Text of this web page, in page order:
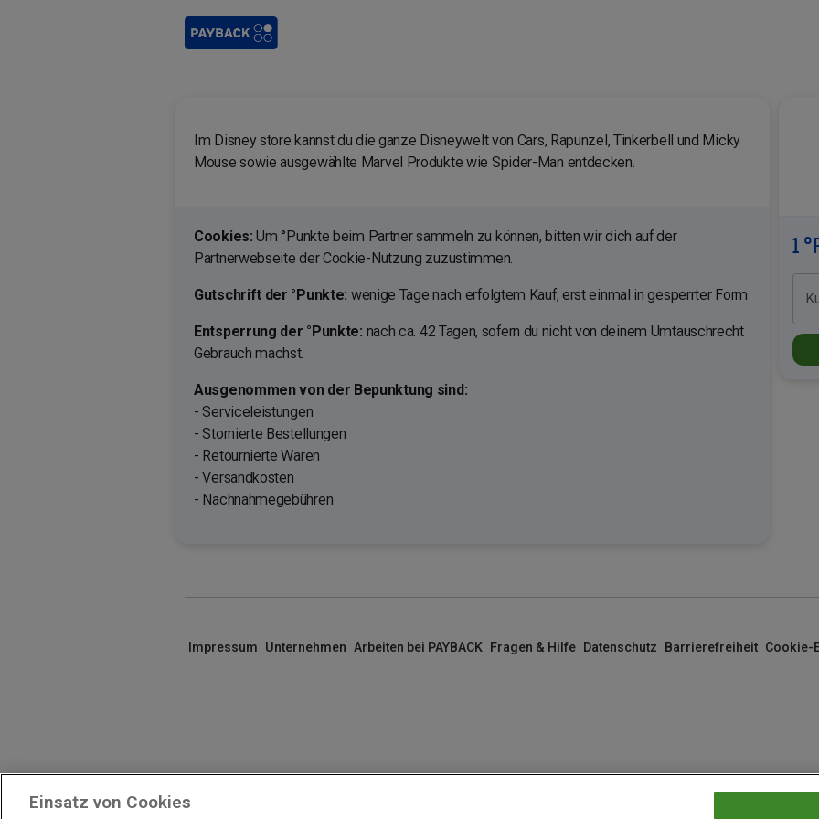
Im Disney store kannst du die ganze Disneywelt von Cars, Rapunzel, Tinkerbell und Micky
Mouse sowie ausgewählte Marvel Produkte wie Spider-Man entdecken.
Cookies:Um °Punkte beim Partner sammeln zu können, bitten wir dich auf der
Partnerwebseite der Cookie-Nutzung zuzustimmen.
Gutschrift der °Punkte: wenige Tage nach erfolgtem Kauf, erst einmal in gesperrter Form
Entsperrung der °Punkte: nach ca. 42 Tagen, sofern du nicht von deinem Umtauschrecht
Gebrauch machst.
Ausgenommen von der Bepunktung sind:
- Serviceleistungen
- Stornierte Bestellungen
- Retournierte Waren
- Versandkosten
- Nachnahmegebühren
1
Impressum Unternehmen Arbeiten bei PAYBACK Fragen & Hilfe Datenschutz Barrierefreiheit Cookie-
Einsatz von Cookies